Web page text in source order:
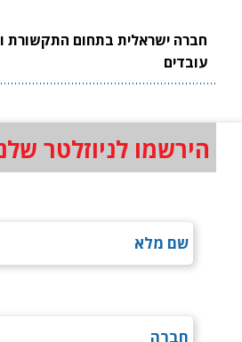
חברה ישראלית בתחום התקשורת
עובדים
הירשמו לניוזלטר